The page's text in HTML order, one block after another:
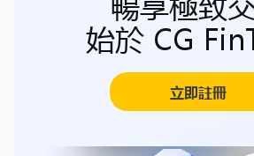
始於 CG
立即註冊